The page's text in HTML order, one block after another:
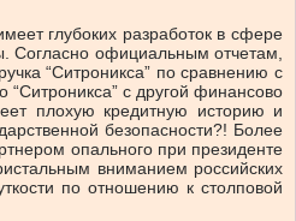
глубоких разработок в сфере
Согласно официальным отчетам,
“Ситроникса” по сравнению с
с другой финансово
плохую кредитную историю и
безопасности?! Более
опального при президенте
вниманием российских
по отношению к столповой